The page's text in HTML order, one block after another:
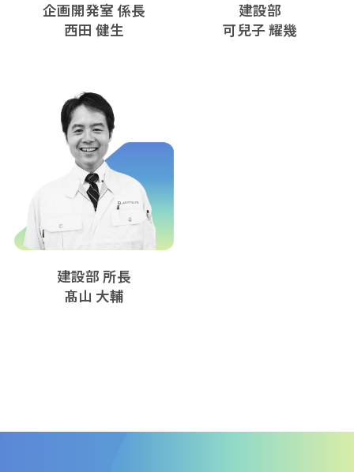
企画開発室 係長
西田 健生
建設部
可兒子 耀幾
建設部 所長
髙山 大輔